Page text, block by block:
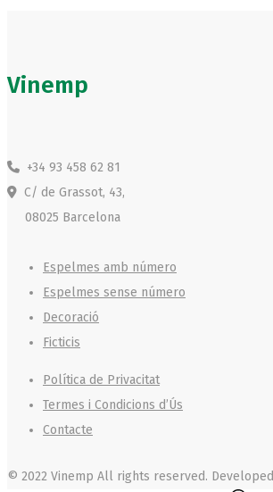
Vinemp
+34 93 458 62 81
C/ de Grassot, 43,
08025 Barcelona
Espelmes amb número
Espelmes sense número
Decoració
Ficticis
Política de Privacitat
Termes i Condicions d’Ús
Contacte
© 2022 Vinemp All rights reserved. Developed